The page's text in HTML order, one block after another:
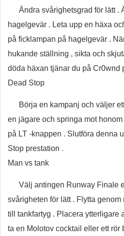
Ändra svårighetsgrad för lätt .
hagelgevär . Leta upp en häxa
på ficklampan på hagelgevär .
hukande ställning , sikta och
döda häxan tjänar du på Cr0wnd
Dead Stop
Börja en kampanj och väljer
en jägare och springa mot
på LT -knappen . Slutföra denna
Stop prestation .
Man vs tank
Välj antingen Runway Finale
svårigheten för lätt . Flytta
till tankfartyg . Placera ytterligare
ta en Molotov cocktail eller ett rör